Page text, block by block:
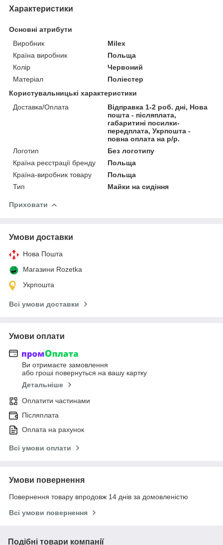
Характеристики
Основні атрибути
Виробник
Milex
Країна виробник
Польща
Колір
Червоний
Матеріал
Поліестер
Користувальницькі характеристики
Доставка/Оплата
Відправка 1-2 роб. дні, Нова
пошта - післяплата,
габаритині посилки-
передплата, Укрпошта -
повна оплата на р/р.
Логотип
Без логотипу
Країна реєстрації бренду
Польща
Країна-виробник товару
Польща
Тип
Майки на сидіння
Приховати
Умови доставки
Нова Пошта
Магазини Rozetka
Укрпошта
Всі умови доставки
Умови оплати
Ви отримаєте замовлення
або гроші повернуться на вашу картку
Детальніше
Оплатити частинами
Післяплата
Оплата на рахунок
Всі умови оплати
Умови повернення
Повернення товару впродовж 14 днів за домовленістю
Всі умови повернення
Подібні товари компанії